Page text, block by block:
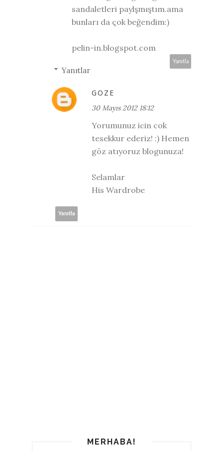
sandaletleri paylşmıştım.ama
bunları da çok beğendim:)
pelin-in.blogspot.com
Yanıtla
Yanıtlar
GOZE
30 Mayıs 2012 18:12
Yorumunuz icin cok
tesekkur ederiz! :) Hemen
göz atıyoruz blogunuza!
Selamlar
His Wardrobe
Yanıtla
MERHABA!